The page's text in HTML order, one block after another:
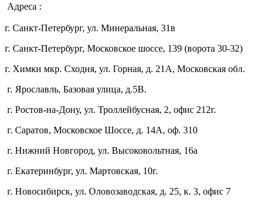
Адреса :
г. Санкт-Петербург, ул. Минеральная, 31в
г. Санкт-Петербург, Московское шоссе, 139 (ворота 30-32)
г. Химки мкр. Сходня, ул. Горная, д. 21А, Московская обл.
г. Ярославль, Базовая улица, д.5В.
г. Ростов-на-Дону, ул. Троллейбусная, 2, офис 212г.
г. Саратов, Московское Шоссе, д. 14А, оф. 310
г. Нижний Новгород, ул. Высоковольтная, 16а
г. Екатеринбург, ул. Мартовская, 10г.
г. Новосибирск, ул. Оловозаводская, д. 25, к. 3, офис 7